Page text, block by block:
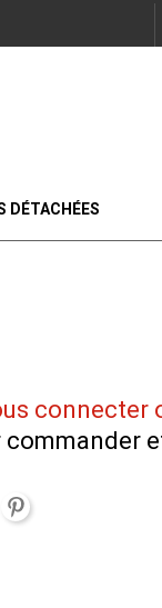
DÉTACHÉES
connecter
commander